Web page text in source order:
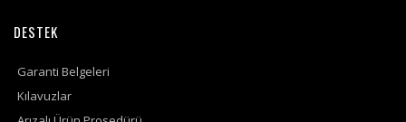
DESTEK
Garanti Belgeleri
Kılavuzlar